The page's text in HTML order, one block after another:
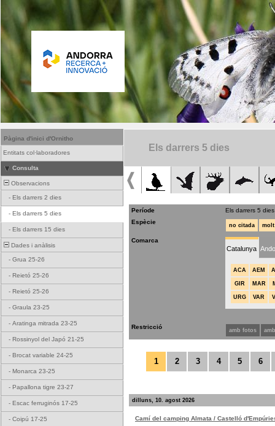
Pàgina d'inici d'Ornitho
Entitats col·laboradores
Consulta
Observacions
- Els darrers 2 dies
- Els darrers 5 dies
- Els darrers 15 dies
Dades i anàlisis
- Grua 25-26
- Reietó 25-26
- Reietó 25-26
- Graula 23-25
- Aratinga mitrada 23-25
- Rossinyol del Japó 21-25
- Brocat variable 24-25
- Monarca 23-25
- Papallona tigre 23-27
- Escac ferruginós 17-25
- Coipú 17-25
Els darrers 5 dies
Període
Els darrers 5 dies
Espècie
no citada
Comarca
Catalunya
ACA AEM
GIR MAR
URG VAR
Restricció amb fotos
1 2 3 4 5 6
dilluns, 10. agost 2026
Camí del camping Almata / Castelló